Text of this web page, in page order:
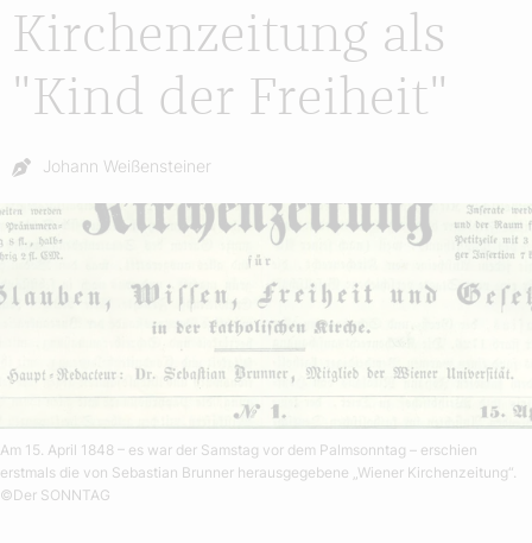
Kirchenzeitung als
"Kind der Freiheit"
Autor:
Johann Weißensteiner
Am 15. April 1848 – es war der Samstag vor dem Palmsonntag – erschien
erstmals die von Sebastian Brunner herausgegebene „Wiener Kirchenzeitung“.
©Der SONNTAG